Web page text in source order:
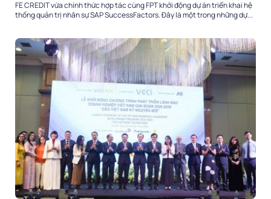
FE CREDIT vừa chính thức hợp tác cùng FPT khởi động dự án triển khai hệ
thống quản trị nhân sự SAP SuccessFactors. Đây là một trong những dự...